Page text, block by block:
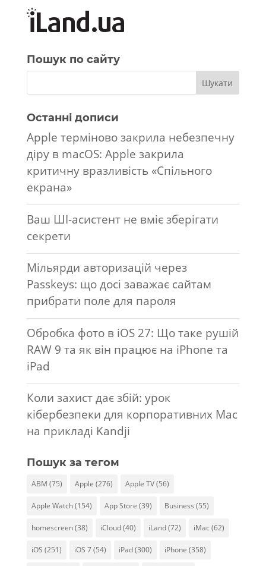
Пошук по сайту
Останні дописи
Apple терміново закрила небезпечну
діру в macOS: Apple закрила
критичну вразливість «Спільного
екрана»
Ваш ШІ-асистент не вміє зберігати
секрети
Мільярди авторизацій через
Passkeys: що досі заважає сайтам
прибрати поле для пароля
Обробка фото в iOS 27: Що таке рушій
RAW 9 та як він працює на iPhone та
iPad
Коли захист дає збій: урок
кібербезпеки для корпоративних Mac
на прикладі Kandji
Пошук за тегом
ABM (75) Apple (276) Apple TV(56)
Apple Watch(154) App Store (39) Business (55)
homescreen(38) iCloud(40) iLand(72) iMac (62)
iOS (251) iOS 7(54) iPad(300) iPhone (358)